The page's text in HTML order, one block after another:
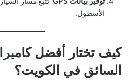
الأسطول.
كيف تختار أفضل
السائق في الكويت؟